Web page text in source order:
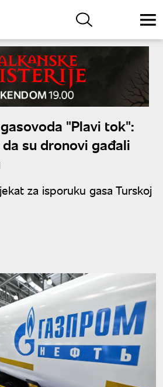
"Plavi tok":
su dronovi gađali
za isporuku gasa Turskoj